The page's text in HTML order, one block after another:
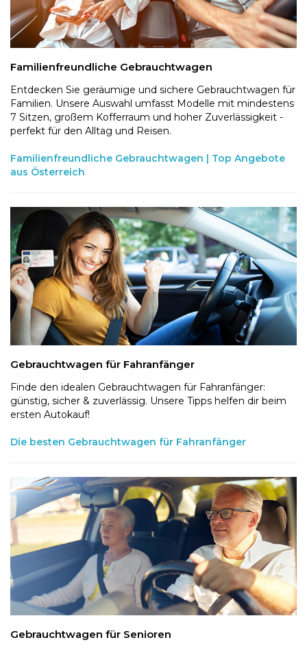
Familienfreundliche Gebrauchtwagen
Entdecken Sie geräumige und sichere Gebrauchtwagen für
Familien. Unsere Auswahl umfasst Modelle mit mindestens
7 Sitzen, großem Kofferraum und hoher Zuverlässigkeit -
perfekt für den Alltag und Reisen.
Familienfreundliche Gebrauchtwagen | Top Angebote
aus Österreich
Gebrauchtwagen für Fahranfänger
Finde den idealen Gebrauchtwagen für Fahranfänger:
günstig, sicher & zuverlässig. Unsere Tipps helfen dir beim
ersten Autokauf!
Die besten Gebrauchtwagen für Fahranfänger
Gebrauchtwagen für Senioren